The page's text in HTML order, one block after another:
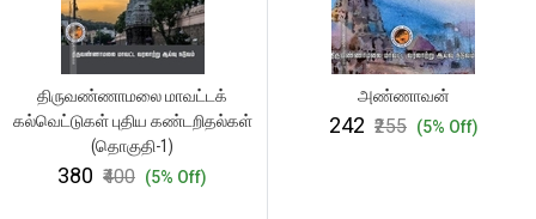
திருவண்ணாமலை மாவட்டக்
கல்வெட்டுகள் புதிய கண்டறிதல்கள்
(தொகுதி-1)
₹380 ₹400 (5% Off)
அண்ணாவன்
₹242 ₹255 (5% Off)